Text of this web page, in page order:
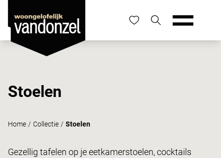
Stoelen
Home / Collectie / Stoelen
Gezellig tafelen op je eetkamerstoelen, cocktails